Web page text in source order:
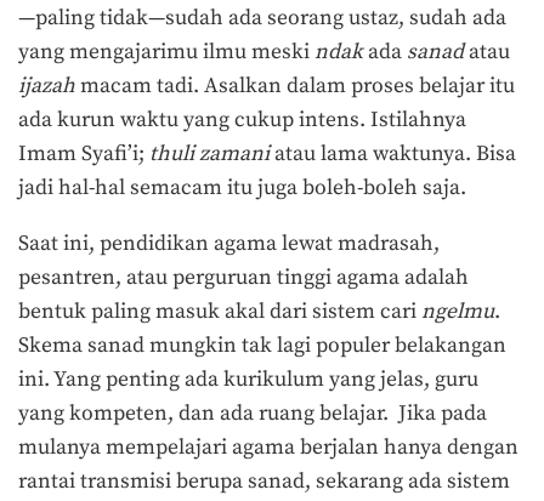
—paling tidak—sudah ada seorang ustaz, sudah ada
yang mengajarimu ilmu meskindakada sanadatau
ijazahmacam tadi. Asalkan dalam proses belajar itu
ada kurun waktu yang cukup intens. Istilahnya
Imam Syafi’i; thuli zamaniatau lama waktunya. Bisa
jadi hal-hal semacam itu juga boleh-boleh saja.
Saat ini, pendidikan agama lewat madrasah,
pesantren, atau perguruan tinggi agama adalah
bentuk paling masuk akal dari sistem caringelmu.
Skema sanad mungkin tak lagi populer belakangan
ini. Yang penting ada kurikulum yang jelas, guru
yang kompeten, dan ada ruang belajar. Jika pada
mulanya mempelajari agama berjalan hanya dengan
rantai transmisi berupa sanad, sekarang ada sistem